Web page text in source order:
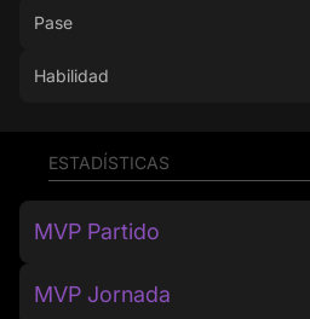
Pase
Habilidad
ESTADÍSTICAS
MVP Partido
MVP Jornada